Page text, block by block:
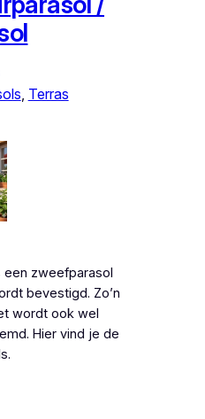
, Terras
een zweefparasol
bevestigd. Zo’n
wordt ook wel
Hier vind je de